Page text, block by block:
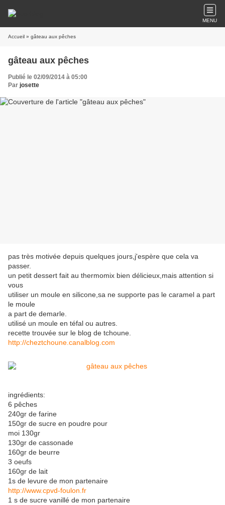
MENU
Accueil » gâteau aux pêches
gâteau aux pêches
Publié le 02/09/2014 à 05:00
Par josette
pas très motivée depuis quelques jours,j'espère que cela va
passer.
un petit dessert fait au thermomix bien délicieux,mais attention si
vous
utiliser un moule en silicone,sa ne supporte pas le caramel a part
le moule
a part de demarle.
utilisé un moule en téfal ou autres.
recette trouvée sur le blog de tchoune.
http://cheztchoune.canalblog.com
ingrédients:
6 pêches
240gr de farine
150gr de sucre en poudre pour
moi 130gr
130gr de cassonade
160gr de beurre
3 oeufs
160gr de lait
1s de levure de mon partenaire
http://www.cpvd-foulon.fr
1 s de sucre vanillé de mon partenaire